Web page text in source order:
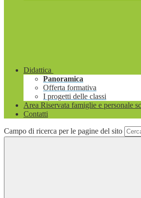
Didattica
Panoramica
Offerta formativa
I progetti delle classi
Area Riservata famiglie e personale
Contatti
Campo di ricerca per le pagine del sito